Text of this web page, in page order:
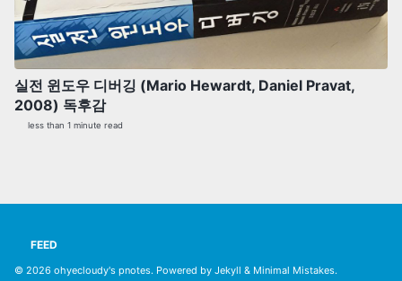
실전 윈도우 디버깅 (Mario Hewardt, Daniel Pravat,
2008) 독후감
less than 1 minute read
FEED
© 2026 ohyecloudy's pnotes. Powered by Jekyll & Minimal Mistakes.